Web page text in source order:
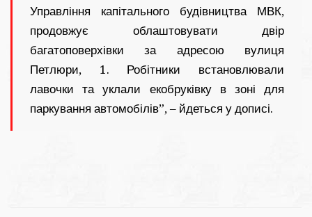
Управління капітального будівництва МВК,
продовжує облаштовувати двір
багатоповерхівки за адресою вулиця
Петлюри, 1. Робітники встановлювали
лавочки та уклали екобруківку в зоні для
паркування автомобілів”, – йдеться у дописі.